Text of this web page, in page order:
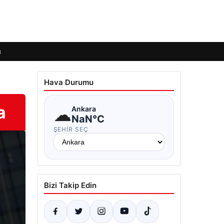
Hava Durumu
☁Ankara
NaN°C
ŞEHIR SEÇ
Bizi Takip Edin